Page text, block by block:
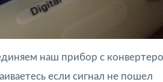
наш прибор с
если сигнал не пошел